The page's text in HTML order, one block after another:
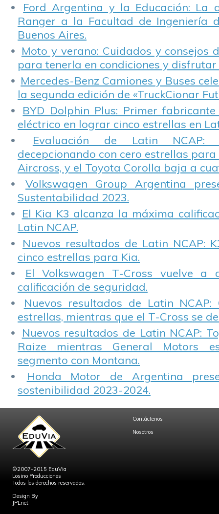
Ford Argentina y la Educación: La
Ranger a la Facultad de Ingeniería
Buenos Aires.
Moto y verano: Cuidados y consejos
para tenerla en condiciones y disfrutar
Mercedes-Benz Camiones y Buses
la segunda edición de «TruckCionar
BYD Dolphin Plus: Primer
eléctrico en lograr cinco estrellas en
Evaluación de Latin NCAP:
decepcionando con cero estrellas para
Aircross, y el Toyota Corolla baja a
Volkswagen Group Argentina
Sustentabilidad 2023.
El Kia K3 alcanza la máxima
Latin NCAP.
Nuevos resultados de Latin NCAP:
cinco estrellas para Kia.
El Volkswagen T-Cross vuelve a
calificación de seguridad.
Nuevos resultados de Latin NCAP:
estrellas, mientras que el T-Cross se
Nuevos resultados de Latin NCAP:
Raize mientras General Motors
segmento con Montana.
Honda Motor de Argentina
sostenibilidad 2023-2024.
©2007-2015 EduVia
Losino Producciones
Todos los derechos reservados.
Design By
JPLnet
Contáctenos
Nosotros